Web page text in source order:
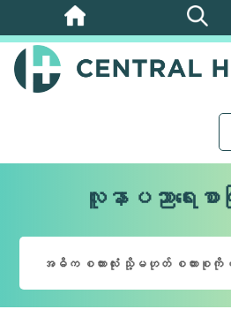
အဓိက
အကြောင်းအရာ
သို့
လူနာပညာရေး